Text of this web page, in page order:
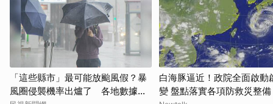
「這些縣市」最可能放颱風假？暴
風圈侵襲機率出爐了 各地數據一
白海豚逼近！政院全面啟動
變 盤點落實各項防救災整備